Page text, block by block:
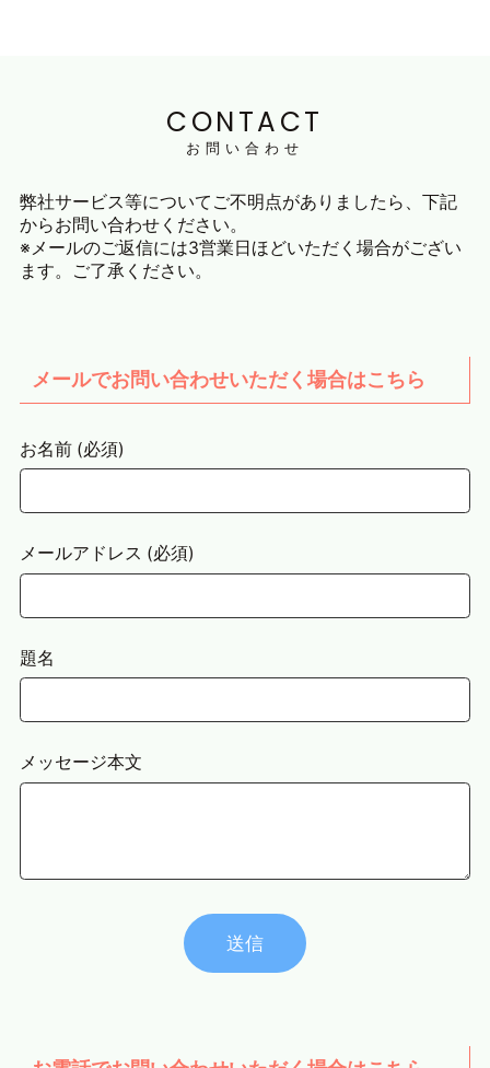
CONTACT
お問い合わせ
弊社サービス等についてご不明点がありましたら、下記
からお問い合わせください。
※メールのご返信には3営業日ほどいただく場合がござい
ます。ご了承ください。
メールでお問い合わせいただく場合はこちら
お名前 (必須)
メールアドレス (必須)
題名
メッセージ本文